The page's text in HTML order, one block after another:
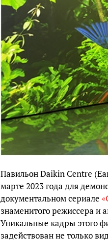
Павильон Daikin Centre
марте 2023 года для
документальном сериале
знаменитого режиссера и
Уникальные кадры этого
задействован не только